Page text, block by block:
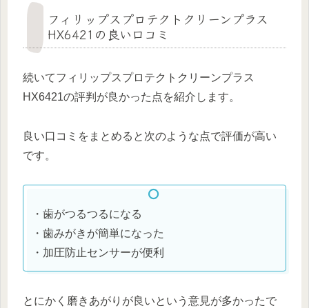
フィリップスプロテクトクリーンプラス
HX6421の良い口コミ
続いてフィリップスプロテクトクリーンプラス
HX6421の評判が良かった点を紹介します。
良い口コミをまとめると次のような点で評価が高い
です。
・歯がつるつるになる
・歯みがきが簡単になった
・加圧防止センサーが便利
とにかく磨きあがりが良いという意見が多かったで